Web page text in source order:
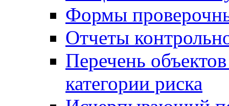
Формы
Отчеты
Перечень
категории риска